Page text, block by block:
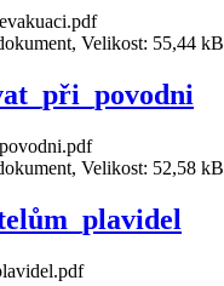
Velikost: 55,44 kB
Velikost: 52,58 kB